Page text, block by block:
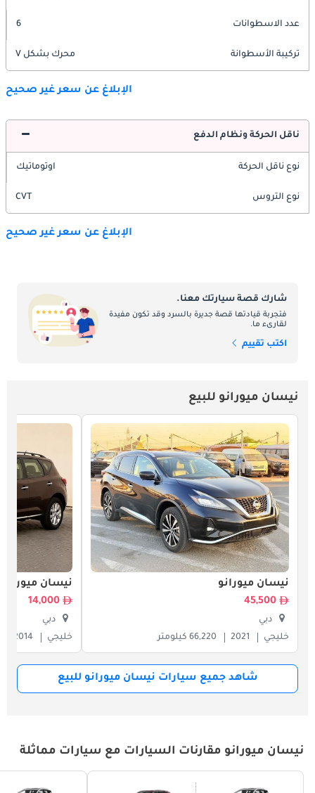
عدد الاسطوانات 6
تركيبة الأسطوانة محرك بشكل V
الإبلاغ عن سعر غير صحيح
ناقل الحركة ونظام الدفع
نوع ناقل الحركة اوتوماتيك
نوع التروس CVT
الإبلاغ عن سعر غير صحيح
شارك قصة سيارتك معنا.
فتجربة قيادتها قصة جديرة بالسرد وقد تكون مفيدة
لقارىء ما.
اكتب تقييم
نيسان ميورانو للبيع
نيسان ميورانو
45,500
دبي
خليجي
2021 66,220 كيلومتر
نيسان ميورانو
14,000
دبي
خليجي
2014
شاهد جميع سيارات نيسان ميورانو للبيع
نيسان ميورانو مقارنات السيارات مع سيارات مماثلة